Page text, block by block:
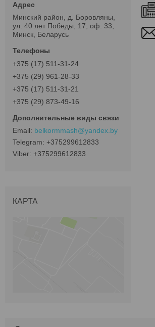
Минский район, д. Боровляны,
ул. 40 лет Победы, 17, оф. 33,
Минск, Беларусь
+375 (17) 511-31-24
+375 (29) 961-28-33
+375 (17) 511-31-21
+375 (29) 873-49-16
belkormmash@yandex.by
+375299612833
+375299612833
КАРТА